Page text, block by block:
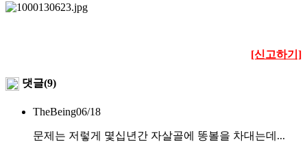
[신고하기]
댓글(9)
TheBeing06/18
문제는 저렇게 몇십년간 자살골에 똥볼을 차대는데...